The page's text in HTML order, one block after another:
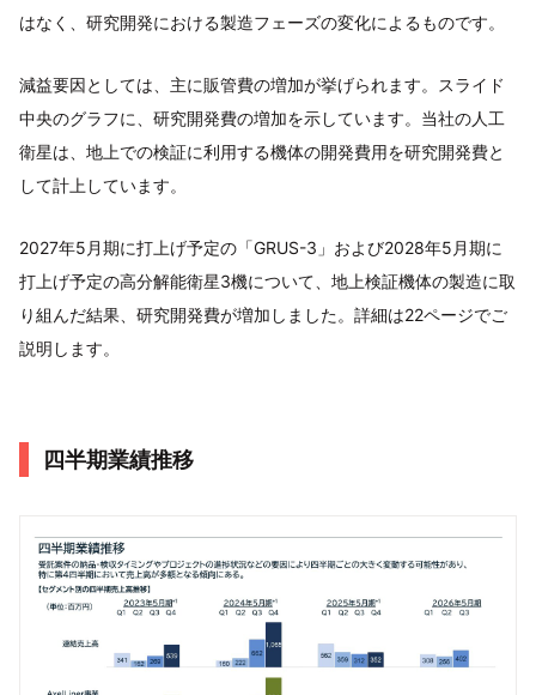
はなく、研究開発における製造フェーズの変化によるものです。
減益要因としては、主に販管費の増加が挙げられます。スライド
中央のグラフに、研究開発費の増加を示しています。当社の人工
衛星は、地上での検証に利用する機体の開発費用を研究開発費と
して計上しています。
2027年5月期に打上げ予定の「GRUS-3」および2028年5月期に
打上げ予定の高分解能衛星3機について、地上検証機体の製造に取
り組んだ結果、研究開発費が増加しました。詳細は22ページでご
説明します。
四半期業績推移